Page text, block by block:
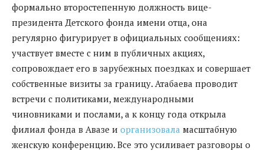
формально второстепенную должность вице-
президента Детского фонда имени отца, она
регулярно фигурирует в официальных сообщениях:
участвует вместе с ним в публичных акциях,
сопровождает его в зарубежных поездках и совершает
собственные визиты за границу. Атабаева проводит
встречи с политиками, международными
чиновниками и послами, а к концу года открыла
филиал фонда в Авазе и организовала масштабную
женскую конференцию. Все это усиливает разговоры о